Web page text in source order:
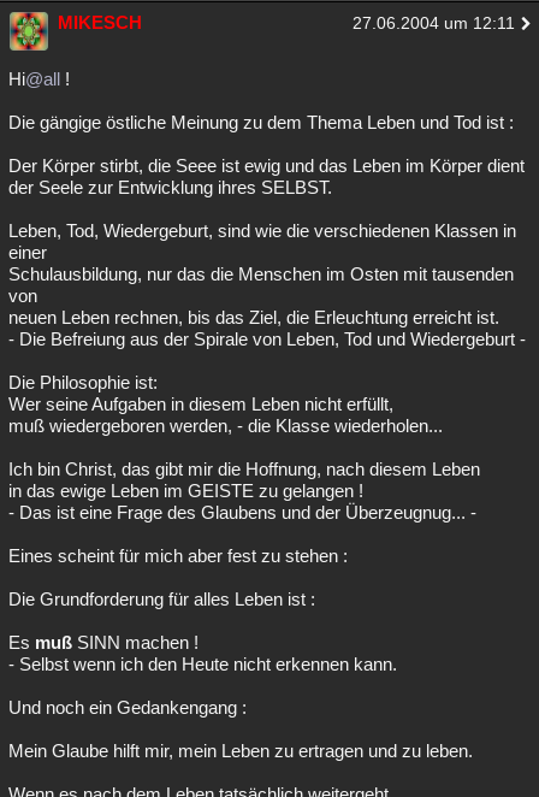
MIKESCH 27.06.2004 um 12:11
Hi@all !
Die gängige östliche Meinung zu dem Thema Leben und Tod ist :
Der Körper stirbt, die Seee ist ewig und das Leben im Körper dient
der Seele zur Entwicklung ihres SELBST.
Leben, Tod, Wiedergeburt, sind wie die verschiedenen Klassen in
einer
Schulausbildung, nur das die Menschen im Osten mit tausenden
von
neuen Leben rechnen, bis das Ziel, die Erleuchtung erreicht ist.
- Die Befreiung aus der Spirale von Leben, Tod und Wiedergeburt -
Die Philosophie ist:
Wer seine Aufgaben in diesem Leben nicht erfüllt,
muß wiedergeboren werden, - die Klasse wiederholen...
Ich bin Christ, das gibt mir die Hoffnung, nach diesem Leben
in das ewige Leben im GEISTE zu gelangen !
- Das ist eine Frage des Glaubens und der Überzeugnug... -
Eines scheint für mich aber fest zu stehen :
Die Grundforderung für alles Leben ist :
Es muß SINN machen !
- Selbst wenn ich den Heute nicht erkennen kann.
Und noch ein Gedankengang :
Mein Glaube hilft mir, mein Leben zu ertragen und zu leben.